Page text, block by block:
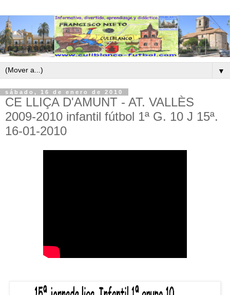
▼
sábado, 16 de enero de 2010
CE LLIÇA D'AMUNT - AT. VALLÈS
2009-2010 infantil fútbol 1ª G. 10 J 15ª.
16-01-2010